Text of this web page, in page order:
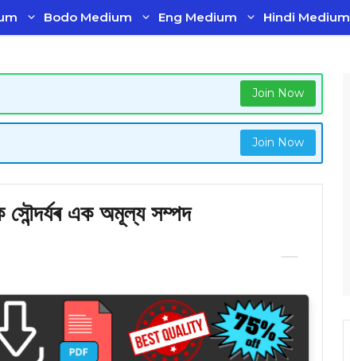
Bodo Medium Eng Medium Hindi Medium
Join Now
Join Now
এক অমূল্য সম্পদ